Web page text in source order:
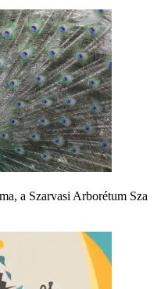
a Szarvasi Arborétum Sza